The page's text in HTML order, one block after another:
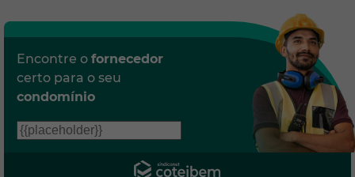
Encontre o fornecedor
certo para o seu
condomínio